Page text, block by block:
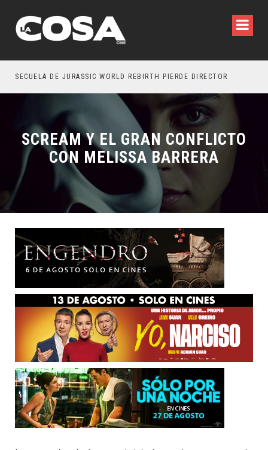
SECUELA DE JURASSIC WORLD REBIRTH PIERDE DIRECTOR
SCREAM Y EL GRAN CONFLICTO
CON MELISSA BARRERA